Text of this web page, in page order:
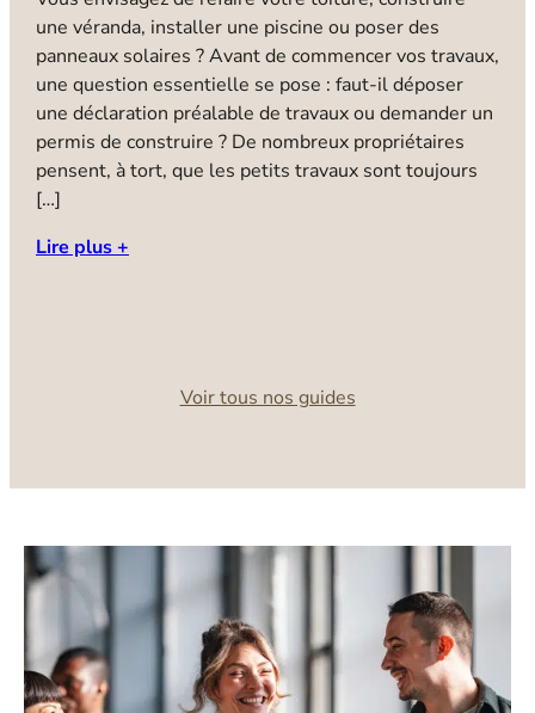
une véranda, installer une piscine ou poser des
panneaux solaires ? Avant de commencer vos travaux,
une question essentielle se pose : faut-il déposer
une déclaration préalable de travaux ou demander un
permis de construire ? De nombreux propriétaires
pensent, à tort, que les petits travaux sont toujours
[…]
Lire plus +
Voir tous nos guides